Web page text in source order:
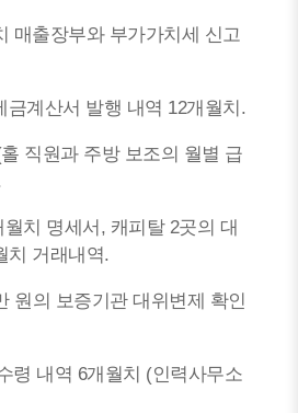
매출장부와 부가가치세 신고
금계산서 발행 내역 12개월치.
직원과 주방 보조의 월별 급
치 명세서, 캐피탈 2곳의 대
치 거래내역.
원의 보증기관 대위변제 확인
령 내역 6개월치 (인력사무소